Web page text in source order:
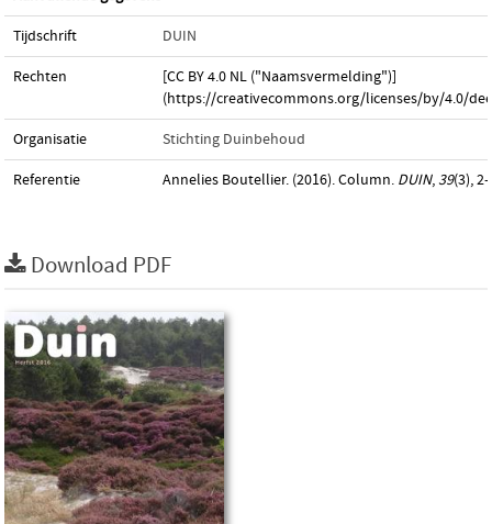
Tijdschrift DUIN
Rechten
[CC BY 4.0 NL ("Naamsvermelding")]
(https://creativecommons.org/licenses/by/4.0/
Organisatie Stichting Duinbehoud
Referentie Annelies Boutellier. (2016). Column. DUIN, 39(3),
Download PDF